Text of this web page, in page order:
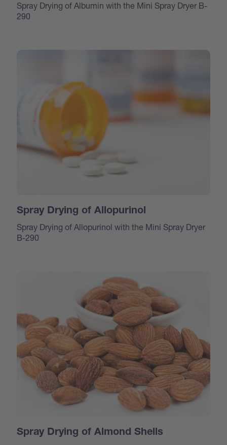
Spray Drying of Albumin with the Mini Spray Dryer B-
290
Spray Drying of Allopurinol
Spray Drying of Allopurinol with the Mini Spray Dryer
B-290
Spray Drying of Almond Shells